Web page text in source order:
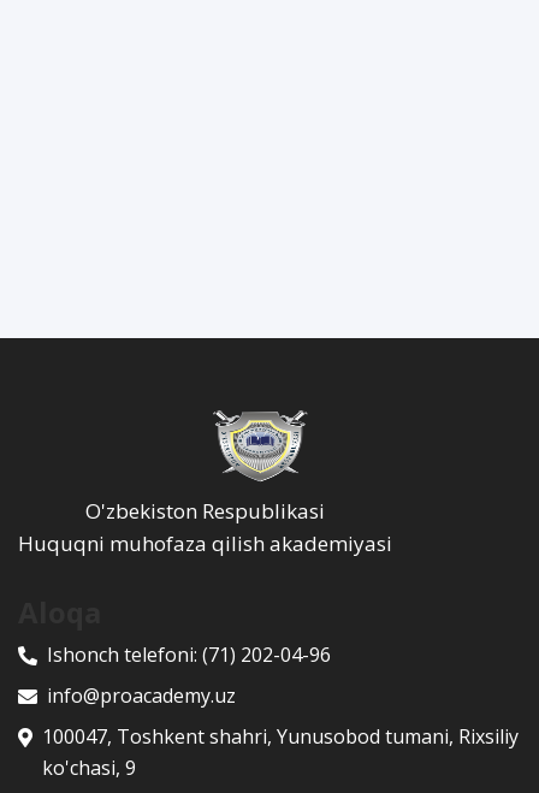
O'zbekiston Respublikasi
Huquqni muhofaza qilish akademiyasi
Ishonch telefoni: (71) 202-04-96
info@proacademy.uz
100047, Toshkent shahri, Yunusobod tumani, Rixsiliy
ko'chasi, 9